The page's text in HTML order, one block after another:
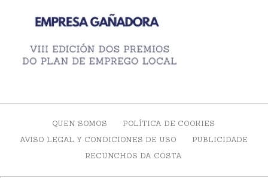
QUEN SOMOS
POLÍTICA DE COOKIES
AVISO LEGAL Y CONDICIONES DE USO
PUBLICIDADE
RECUNCHOS DA COSTA